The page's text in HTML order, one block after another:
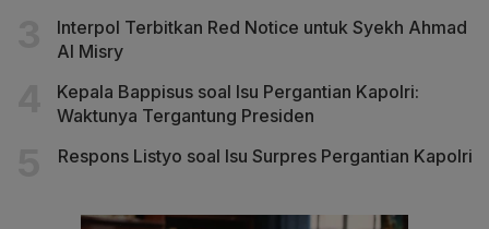
Interpol Terbitkan Red Notice untuk Syekh Ahmad
Al Misry
Kepala Bappisus soal Isu Pergantian Kapolri:
Waktunya Tergantung Presiden
Respons Listyo soal Isu Surpres Pergantian Kapolri